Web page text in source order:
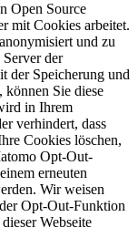
Open Source
mit Cookies arbeitet.
und zu
der
der Speicherung und
Sie diese
in Ihrem
verhindert, dass
Cookies löschen,
Opt-Out-
erneuten
Wir weisen
Opt-Out-Funktion
Webseite